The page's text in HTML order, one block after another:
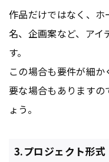
作品だけではなく、ホ
名、企画案など、アイ
す。
この場合も要件が細
要な場合もあります
ょう。
3.プロジェクト形式